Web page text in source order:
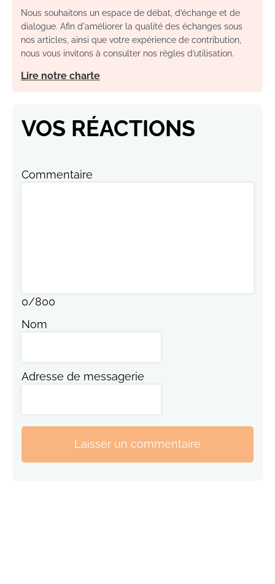
Nous souhaitons un espace de débat, d’échange et de
dialogue. Afin d'améliorer la qualité des échanges sous
nos articles, ainsi que votre expérience de contribution,
nous vous invitons à consulter nos règles d’utilisation.
Lire notre charte
VOS RÉACTIONS
Commentaire
0/800
Nom
Adresse de messagerie
Laisser un commentaire